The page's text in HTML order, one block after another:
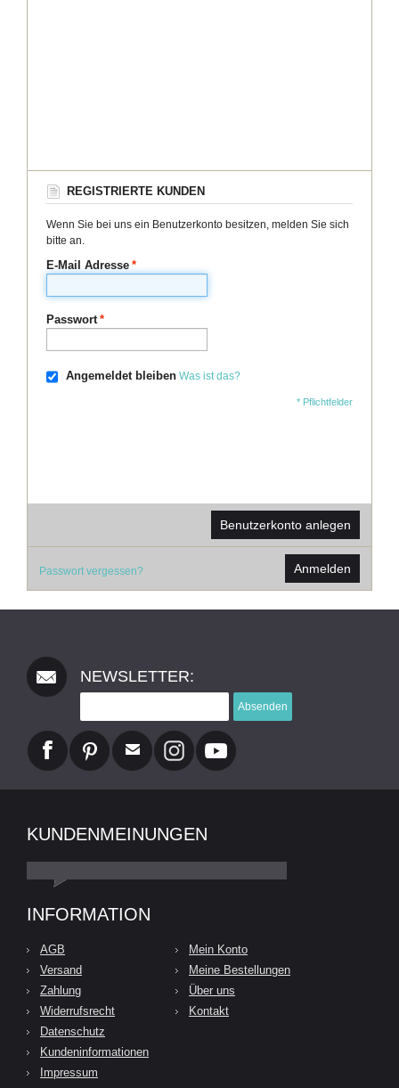
REGISTRIERTE KUNDEN
Wenn Sie bei uns ein Benutzerkonto besitzen, melden Sie sich
bitte an.
*
E-Mail Adresse
*
Passwort
Angemeldet bleiben Was ist das?
* Pflichtfelder
Benutzerkonto anlegen
Passwort vergessen? Anmelden
NEWSLETTER:
Absenden
KUNDENMEINUNGEN
INFORMATION
AGB
Versand
Zahlung
Widerrufsrecht
Datenschutz
Kundeninformationen
Impressum
Mein Konto
Meine Bestellungen
Über uns
Kontakt